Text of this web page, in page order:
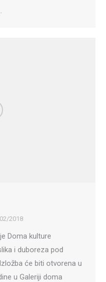
2018
Doma kulture
i duboreza pod
će biti otvorena u
u Galeriji doma